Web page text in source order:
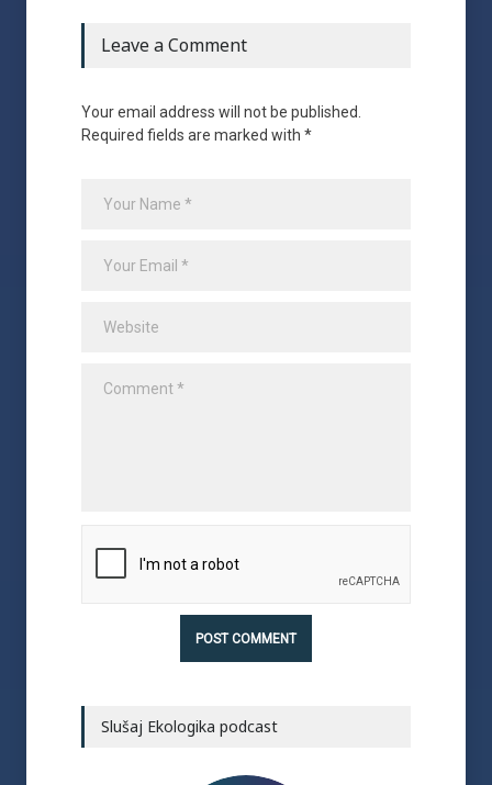
Leave a Comment
Your email address will not be published.
Required fields are marked with *
Slušaj Ekologika podcast